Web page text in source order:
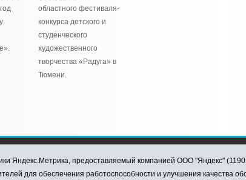
областного фестиваля-
конкурса детского и
студенческого
художественного
творчества «Радуга» в
Тюмени.
/ Новости Заводоуковского муниципального округа, 2026
Яндекс.Метрика, предоставляемый компанией ООО "Яндекс"
для обеспечения работоспособности и улучшения качества